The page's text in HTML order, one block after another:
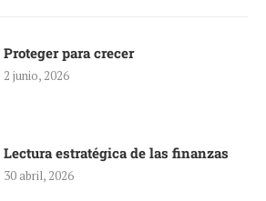
Proteger para crecer
2 junio, 2026
Lectura estratégica de las finanzas
30 abril, 2026